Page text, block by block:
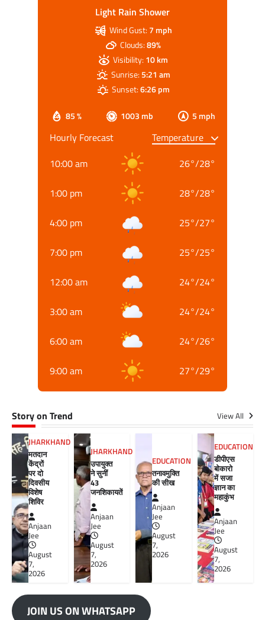
Light Rain Shower
85 % 1003 mb 5 mph
Wind Gust: 7 mph
Clouds:89%
Visibility:10 km
Sunrise:5:21 am
Sunset:6:26 pm
Hourly Forecast
10:00 am
26°/28°
1:00 pm 28°/28°
4:00 pm 25°/27°
7:00 pm 25°/25°
12:00 am 24°/24°
3:00 am 24°/24°
6:00 am 24°/26°
9:00 am 27°/29°
Story on Trend View All
JHARKHAND
मतदान
केंद्रों
पर दो
दिवसीय
विशेष
शिविर
Anjaan
Jee
August
7,
2026
JHARKHAND
उपायुक्त
ने सुनीं
43
जनशिकायतें
Anjaan
Jee
August
7,
2026
EDUCATION
तनावमुक्ति
की सीख
Anjaan
Jee
August
7,
2026
EDUCATION
डीपीएस
बोकारो
में सजा
ज्ञान का
महाकुंभ
Anjaan
Jee
August
7,
2026
JOIN US ON WHATSAPP